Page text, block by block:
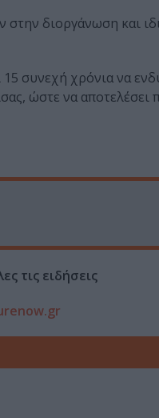
διοργάνωση και
συνεχή χρόνια να
ώστε να
τις ειδήσεις